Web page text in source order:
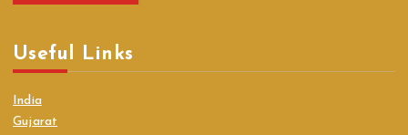
Useful Links
India
Gujarat